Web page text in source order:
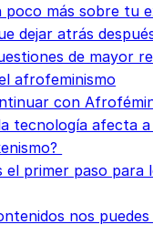
poco más sobre tu
dejar atrás
de mayor
afrofeminismo
con
tecnología afecta
el primer paso para
nos